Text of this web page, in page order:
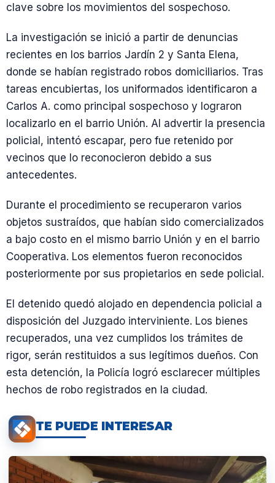
clave sobre los movimientos del sospechoso.
La investigación se inició a partir de denuncias
recientes en los barrios Jardín 2 y Santa Elena,
donde se habían registrado robos domiciliarios. Tras
tareas encubiertas, los uniformados identificaron a
Carlos A. como principal sospechoso y lograron
localizarlo en el barrio Unión. Al advertir la presencia
policial, intentó escapar, pero fue retenido por
vecinos que lo reconocieron debido a sus
antecedentes.
Durante el procedimiento se recuperaron varios
objetos sustraídos, que habían sido comercializados
a bajo costo en el mismo barrio Unión y en el barrio
Cooperativa. Los elementos fueron reconocidos
posteriormente por sus propietarios en sede policial.
El detenido quedó alojado en dependencia policial a
disposición del Juzgado interviniente. Los bienes
recuperados, una vez cumplidos los trámites de
rigor, serán restituidos a sus legítimos dueños. Con
esta detención, la Policía logró esclarecer múltiples
hechos de robo registrados en la ciudad.
TE PUEDE INTERESAR